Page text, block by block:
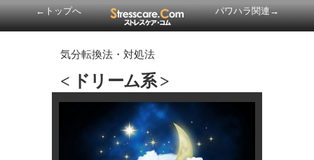
←トップへ パワハラ関連→
気分転換法・対処法
< ドリーム系 >